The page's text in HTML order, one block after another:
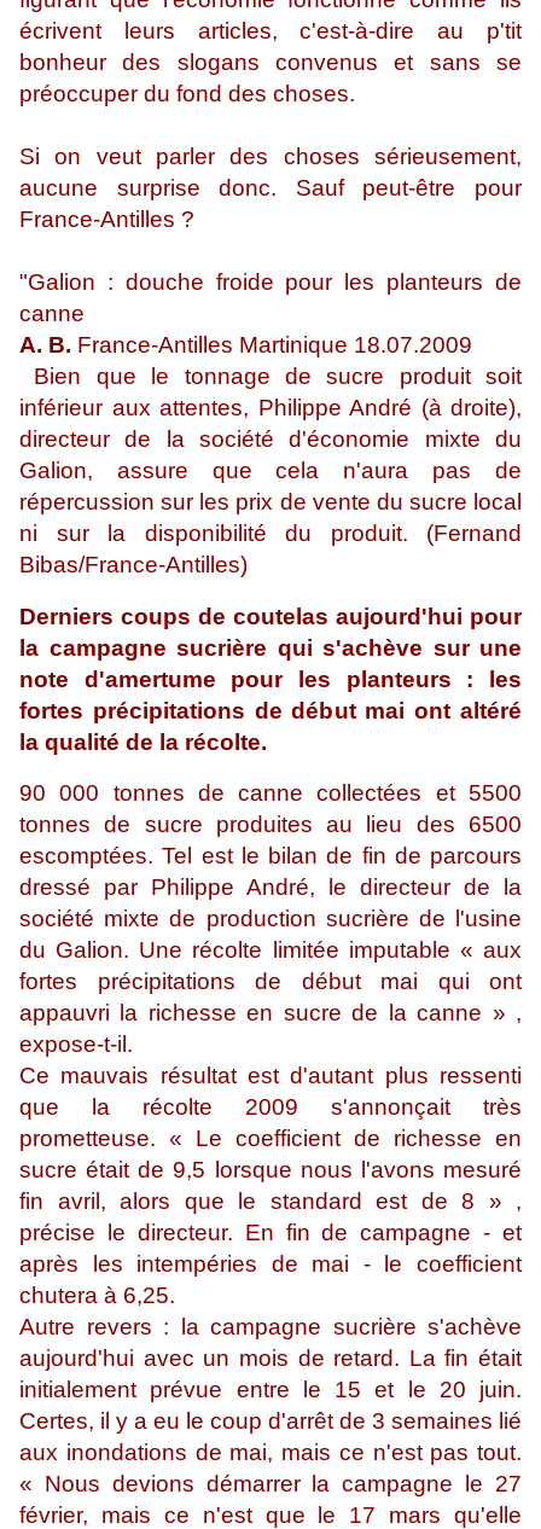
écrivent leurs articles, c'est-à-dire au p'tit
bonheur des slogans convenus et sans se
préoccuper du fond des choses.
Si on veut parler des choses sérieusement,
aucune surprise donc. Sauf peut-être pour
France-Antilles ?
"Galion : douche froide pour les planteurs de
canne
A. B. France-Antilles Martinique 18.07.2009
Bien que le tonnage de sucre produit soit
inférieur aux attentes, Philippe André (à droite),
directeur de la société d'économie mixte du
Galion, assure que cela n'aura pas de
répercussion sur les prix de vente du sucre local
ni sur la disponibilité du produit. (Fernand
Bibas/France-Antilles)
Derniers coups de coutelas aujourd'hui pour
la campagne sucrière qui s'achève sur une
note d'amertume pour les planteurs : les
fortes précipitations de début mai ont altéré
la qualité de la récolte.
90 000 tonnes de canne collectées et 5500
tonnes de sucre produites au lieu des 6500
escomptées. Tel est le bilan de fin de parcours
dressé par Philippe André, le directeur de la
société mixte de production sucrière de l'usine
du Galion. Une récolte limitée imputable « aux
fortes précipitations de début mai qui ont
appauvri la richesse en sucre de la canne » ,
expose-t-il.
Ce mauvais résultat est d'autant plus ressenti
que la récolte 2009 s'annonçait très
prometteuse. « Le coefficient de richesse en
sucre était de 9,5 lorsque nous l'avons mesuré
fin avril, alors que le standard est de 8 » ,
précise le directeur. En fin de campagne - et
après les intempéries de mai - le coefficient
chutera à 6,25.
Autre revers : la campagne sucrière s'achève
aujourd'hui avec un mois de retard. La fin était
initialement prévue entre le 15 et le 20 juin.
Certes, il y a eu le coup d'arrêt de 3 semaines lié
aux inondations de mai, mais ce n'est pas tout.
« Nous devions démarrer la campagne le 27
février, mais ce n'est que le 17 mars qu'elle